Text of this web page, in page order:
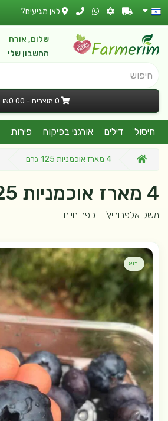
לאן מגיעים?
שלום, אורח
החשבון שלי
חיפוש
0 מוצרים - ₪0.00
חיסול דילים אורגני בפיקוח פירות
4 מארז אוכמניות 125 גרם
4 מארז אוכמניות 125 גרם
משק אלפרוביץ' - כפר חיים
יבוא